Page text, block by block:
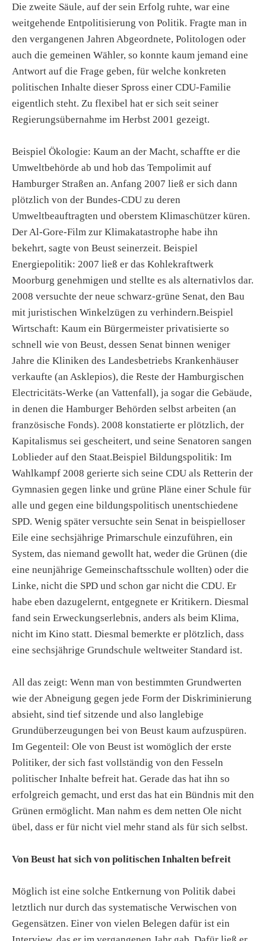
Die zweite Säule, auf der sein Erfolg ruhte, war eine
weitgehende Entpolitisierung von Politik. Fragte man in
den vergangenen Jahren Abgeordnete, Politologen oder
auch die gemeinen Wähler, so konnte kaum jemand eine
Antwort auf die Frage geben, für welche konkreten
politischen Inhalte dieser Spross einer CDU-Familie
eigentlich steht. Zu flexibel hat er sich seit seiner
Regierungsübernahme im Herbst 2001 gezeigt.
Beispiel Ökologie: Kaum an der Macht, schaffte er die
Umweltbehörde ab und hob das Tempolimit auf
Hamburger Straßen an. Anfang 2007 ließ er sich dann
plötzlich von der Bundes-CDU zu deren
Umweltbeauftragten und oberstem Klimaschützer küren.
Der Al-Gore-Film zur Klimakatastrophe habe ihn
bekehrt, sagte von Beust seinerzeit. Beispiel
Energiepolitik: 2007 ließ er das Kohlekraftwerk
Moorburg genehmigen und stellte es als alternativlos dar.
2008 versuchte der neue schwarz-grüne Senat, den Bau
mit juristischen Winkelzügen zu verhindern.Beispiel
Wirtschaft: Kaum ein Bürgermeister privatisierte so
schnell wie von Beust, dessen Senat binnen weniger
Jahre die Kliniken des Landesbetriebs Krankenhäuser
verkaufte (an Asklepios), die Reste der Hamburgischen
Electricitäts-Werke (an Vattenfall), ja sogar die Gebäude,
in denen die Hamburger Behörden selbst arbeiten (an
französische Fonds). 2008 konstatierte er plötzlich, der
Kapitalismus sei gescheitert, und seine Senatoren sangen
Loblieder auf den Staat.Beispiel Bildungspolitik: Im
Wahlkampf 2008 gerierte sich seine CDU als Retterin der
Gymnasien gegen linke und grüne Pläne einer Schule für
alle und gegen eine bildungspolitisch unentschiedene
SPD. Wenig später versuchte sein Senat in beispielloser
Eile eine sechsjährige Primarschule einzuführen, ein
System, das niemand gewollt hat, weder die Grünen (die
eine neunjährige Gemeinschaftsschule wollten) oder die
Linke, nicht die SPD und schon gar nicht die CDU. Er
habe eben dazugelernt, entgegnete er Kritikern. Diesmal
fand sein Erweckungserlebnis, anders als beim Klima,
nicht im Kino statt. Diesmal bemerkte er plötzlich, dass
eine sechsjährige Grundschule weltweiter Standard ist.
All das zeigt: Wenn man von bestimmten Grundwerten
wie der Abneigung gegen jede Form der Diskriminierung
absieht, sind tief sitzende und also langlebige
Grundüberzeugungen bei von Beust kaum aufzuspüren.
Im Gegenteil: Ole von Beust ist womöglich der erste
Politiker, der sich fast vollständig von den Fesseln
politischer Inhalte befreit hat. Gerade das hat ihn so
erfolgreich gemacht, und erst das hat ein Bündnis mit den
Grünen ermöglicht. Man nahm es dem netten Ole nicht
übel, dass er für nicht viel mehr stand als für sich selbst.
Von Beust hat sich von politischen Inhalten befreit
Möglich ist eine solche Entkernung von Politik dabei
letztlich nur durch das systematische Verwischen von
Gegensätzen. Einer von vielen Belegen dafür ist ein